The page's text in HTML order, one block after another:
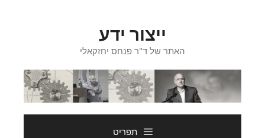
ייצור ידע
האתר של ד"ר פנחס יחזקאלי
תפריט